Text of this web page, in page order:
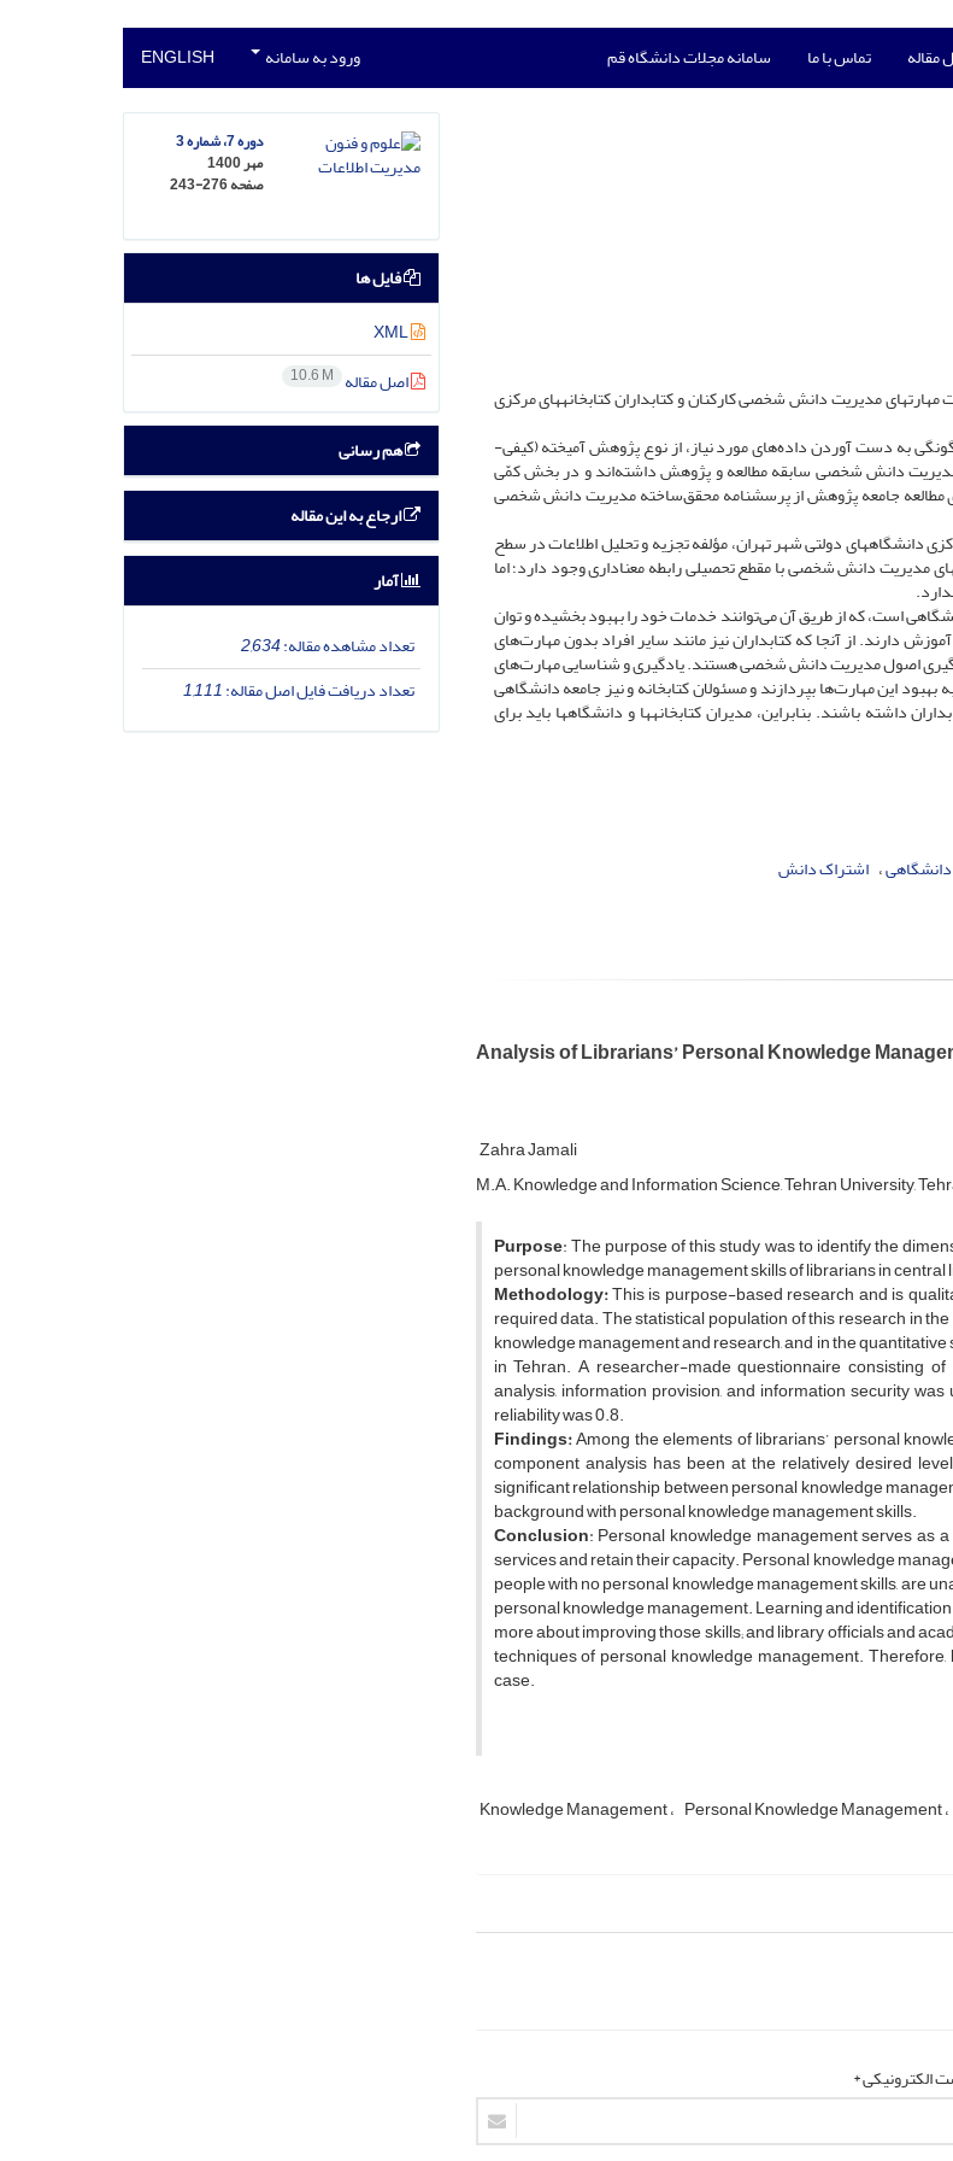
مقاله تماس با ما سامانه مجلات دانشگاه قم ورود به سامانه ENGLISH
مدیریت دانش شخصی کارکنان و کتابداران کتابخانه‏های مرکزی
به دست آوردن داده‌های مورد نیاز، از نوع پژوهش آمیخته (کیفی-
دانش شخصی سابقه مطالعه و پژوهش داشته‌اند و در بخش کمّی
مطالعه جامعه پژوهش از پرسشنامه محقق‌ساخته مدیریت دانش شخصی
دانشگاه‏های دولتی شهر تهران، مؤلفه تجزیه و تحلیل اطلاعات در سطح
مدیریت دانش شخصی با مقطع تحصیلی رابطه معناداری وجود دارد؛ اما
است، که از طریق آن می‌توانند خدمات خود را بهبود بخشیده و توان
دارند. از آنجا که کتابداران نیز مانند سایر افراد بدون مهارت‌های
اصول مدیریت دانش شخصی هستند. یادگیری و شناسایی مهارت‌های
این مهارت‌ها بپردازند و مسئولان کتابخانه و نیز جامعه دانشگاهی
داشته‌‌ باشند. بنابراین، مدیران کتابخانه‏ها و دانشگاه‏ها باید برای
دانشگاهی اشتراک دانش
Analysis of Librarians’ Personal Knowledge
Zahra Jamali
M.A. Knowledge and Information Science, Tehran University,
Purpose: The purpose of this study was to identify the
personal knowledge management skills of librarians in
Methodology:This is purpose-based research and is
required data. The statistical population of this research in
knowledge management and research, and in the
in Tehran. A researcher-made questionnaire consisting
analysis, information provision, and information security
reliability was 0.8.
Findings:Among the elements of librarians’ personal
component analysis has been at the relatively desired
significant relationship between personal knowledge
background with personal knowledge management skills.
Conclusion: Personal knowledge management serves as
services and retain their capacity. Personal knowledge
people with no personal knowledge management skills, are
personal knowledge management. Learning and
more about improving those skills; and library officials and
techniques of personal knowledge management.
case.
Knowledge Management Personal Knowledge Management
الکترونیکی *
دوره 7، شماره 3
مهر 1400
صفحه243-276
فایل ها
XML
اصل مقاله 10.6 M
هم رسانی
ارجاع به این مقاله
آمار
تعداد مشاهده مقاله:2,634
تعداد دریافت فایل اصل مقاله:1,111